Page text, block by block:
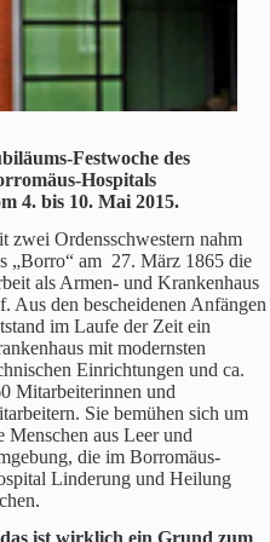
Festwoche des
Hospitals
4. bis 10. Mai 2015.
zwei Ordensschwestern nahm
„Borro“ am 27. März 1865 die
als Armen- und Krankenhaus
Aus den bescheidenen Anfängen
im Laufe der Zeit ein
mit modernsten
Einrichtungen und ca.
Mitarbeiterinnen und
Sie bemühen sich um
Menschen aus Leer und
die im Borromäus-
Linderung und Heilung
ist wirklich ein Grund zum